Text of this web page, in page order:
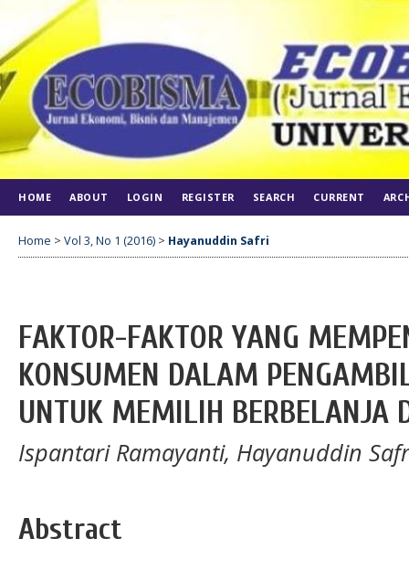
HOME ABOUT LOGIN REGISTER SEARCH CURRENT
Home > Vol 3, No 1 (2016) > Hayanuddin Safri
FAKTOR-FAKTOR YANG
KONSUMEN DALAM
UNTUK MEMILIH BERBELANJA
Ispantari Ramayanti, Hayanuddin
Abstract